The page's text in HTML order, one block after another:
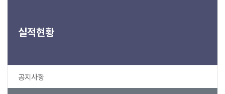
실적현황
공지사항